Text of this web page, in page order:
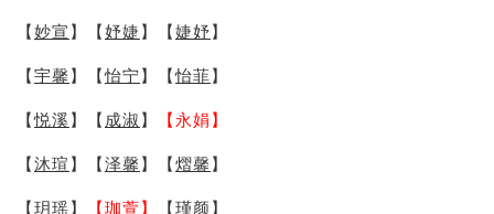
【妙宣 】【妤婕 】【婕妤】
【宇馨 】【怡宁】【怡菲】
【悦溪】【 成淑 】 【永娟】
【沐瑄 】【泽馨 】【熠馨 】
【玥瑶】 【珈萱】 【瑾颜 】